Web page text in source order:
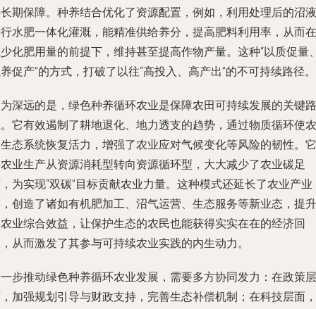
期保障。种养结合优化了资源配置，例如，利用处理后的沼液
水肥一体化灌溉，能精准供给养分，提高肥料利用率，从而在
化肥用量的前提下，维持甚至提高作物产量。这种“以质促量
促产”的方式，打破了以往“高投入、高产出”的不可持续路径。
深远的是，绿色种养循环农业是保障农田可持续发展的关键路
它有效遏制了耕地退化、地力透支的趋势，通过物质循环使农
态系统恢复活力，增强了农业应对气候变化等风险的韧性。它
业生产从资源消耗型转向资源循环型，大大减少了农业碳足
为实现“双碳”目标贡献农业力量。这种模式还延长了农业产业
创造了诸如有机肥加工、沼气运营、生态服务等新业态，提升
业综合效益，让保护生态的农民也能获得实实在在的经济回
从而激发了其参与可持续农业实践的内生动力。
步推动绿色种养循环农业发展，需要多方协同发力：在政策层
加强规划引导与财政支持，完善生态补偿机制；在科技层面，